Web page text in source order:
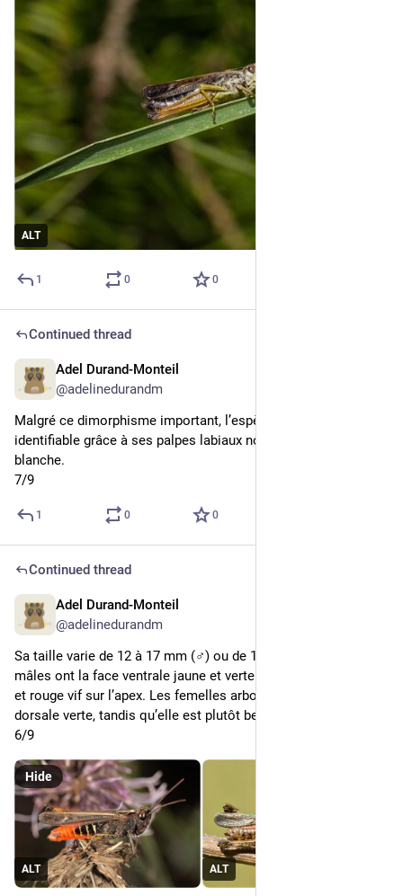
ALT
1 0 0
Continued thread
Adel Durand-Monteil
@adelinedurandm
Malgré ce dimorphisme important, l’espèce reste assez
identifiable grâce à ses palpes labiaux noirs à extrémité
blanche.
7/9
1 0 0
Continued thread
Adel Durand-Monteil
@adelinedurandm
Sa taille varie de 12 à 17 mm (♂) ou de 18 à 21 mm (♀). Les
mâles ont la face ventrale jaune et verte sur la première partie
et rouge vif sur l’apex. Les femelles arborent une bande
dorsale verte, tandis qu’elle est plutôt beige chez les mâles.
6/9
ALT ALT
Hide